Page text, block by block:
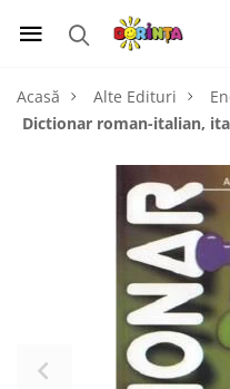
Acasă Alte Edituri
Dictionar roman-italian,